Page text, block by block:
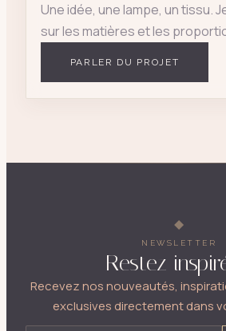
Une idée, une lampe, un tissu.
sur les matières et les
PARLER DU PROJET
NEWSLETTER
Restez
Recevez nos nouveautés,
exclusives directement dans